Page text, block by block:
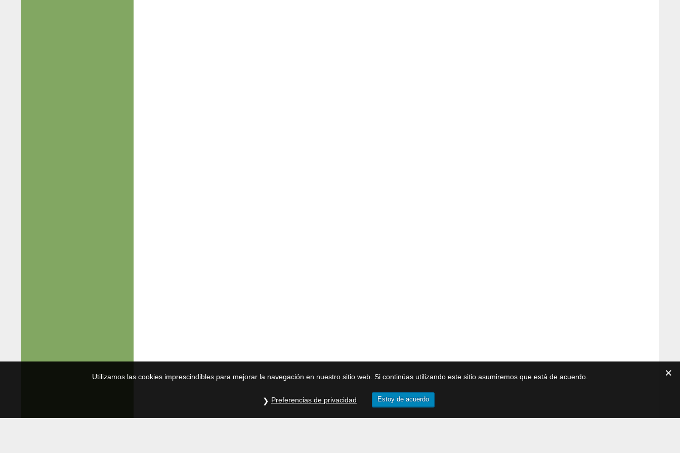
Utilizamos las cookies imprescindibles para mejorar la navegación en nuestro sitio web. Si continúas utilizando este sitio asumiremos que está de acuerdo.
Preferencias de privacidad Estoy de acuerdo